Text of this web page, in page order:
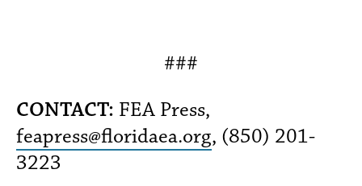
###
CONTACT: FEA Press,
feapress@floridaea.org, (850) 201-
3223